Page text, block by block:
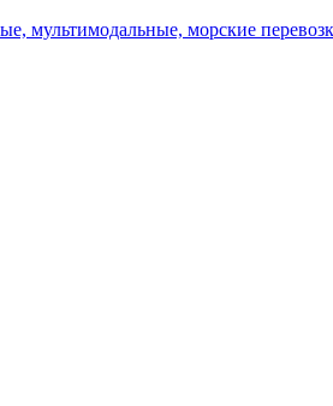
мультимодальные, морские